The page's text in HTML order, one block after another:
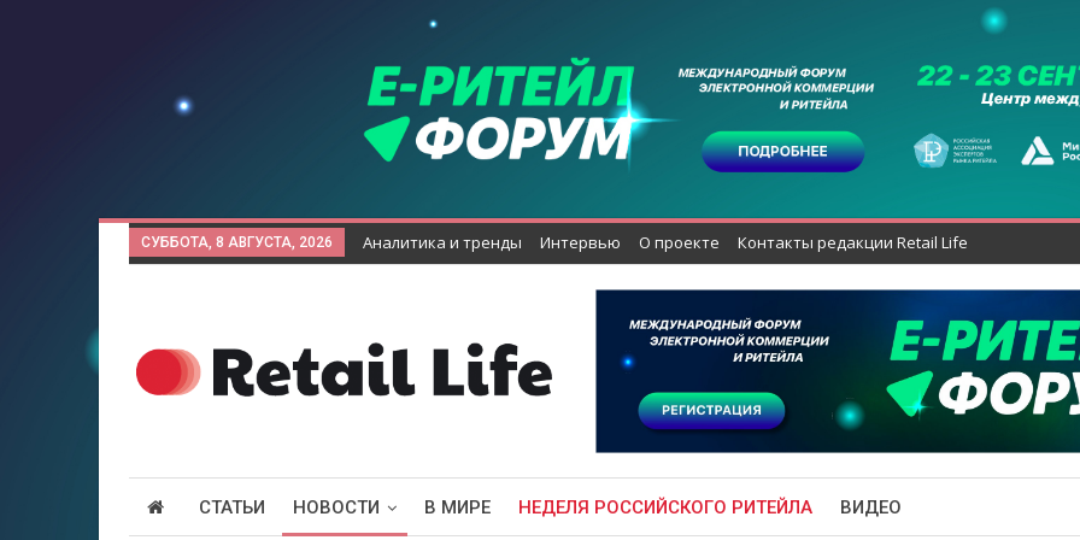
СУББОТА, 8 АВГУСТА, 2026 Аналитика и тренды Интервью О проекте Контакты редакции Retail Life
СТАТЬИ НОВОСТИ В МИРЕ НЕДЕЛЯ РОССИЙСКОГО РИТЕЙЛА ВИДЕО